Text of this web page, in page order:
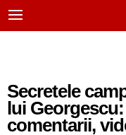
Secretele
lui
comentarii,